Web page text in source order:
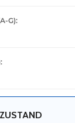
G):
ZUSTAND